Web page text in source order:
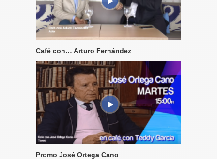
Café con… Arturo Fernández
Promo José Ortega Cano